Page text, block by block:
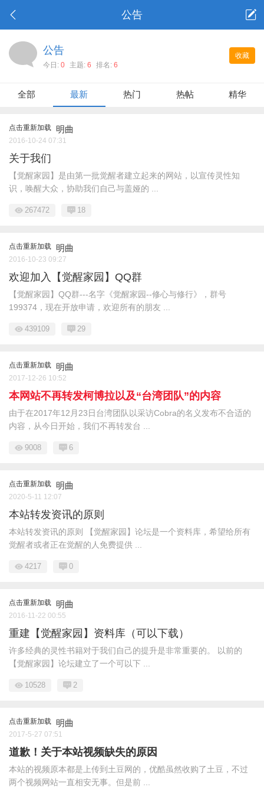
公告
收藏
公告
今日: 0 主题: 6 排名: 6
全部 最新 热门 热帖 精华
点击重新加载 明曲
2016-10-24 07:31
关于我们
【觉醒家园】是由第一批觉醒者建立起来的网站，以宣传灵性知
识，唤醒大众，协助我们自己与盖娅的 ...
267472 18
点击重新加载 明曲
2016-10-23 09:27
欢迎加入【觉醒家园】QQ群
【觉醒家园】QQ群---名字《觉醒家园--修心与修行》，群号
199374，现在开放申请，欢迎所有的朋友 ...
439109 29
点击重新加载 明曲
2017-12-26 10:52
本网站不再转发柯博拉以及“台湾团队”的内容
由于在2017年12月23日台湾团队以采访Cobra的名义发布不合适的
内容，从今日开始，我们不再转发台 ...
9008 6
点击重新加载 明曲
2020-5-11 12:07
本站转发资讯的原则
本站转发资讯的原则 【觉醒家园】论坛是一个资料库，希望给所有
觉醒者或者正在觉醒的人免费提供 ...
4217 0
点击重新加载 明曲
2016-11-22 00:55
重建【觉醒家园】资料库（可以下载）
许多经典的灵性书籍对于我们自己的提升是非常重要的。 以前的
【觉醒家园】论坛建立了一个可以下 ...
10528 2
点击重新加载 明曲
2017-5-27 07:51
道歉！关于本站视频缺失的原因
本站的视频原本都是上传到土豆网的，优酷虽然收购了土豆，不过
两个视频网站一直相安无事。但是前 ...